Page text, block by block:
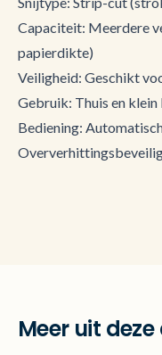
Capaciteit: Meerdere
papierdikte)
Veiligheid: Geschikt
Gebruik: Thuis en
Bediening:
Meer uit